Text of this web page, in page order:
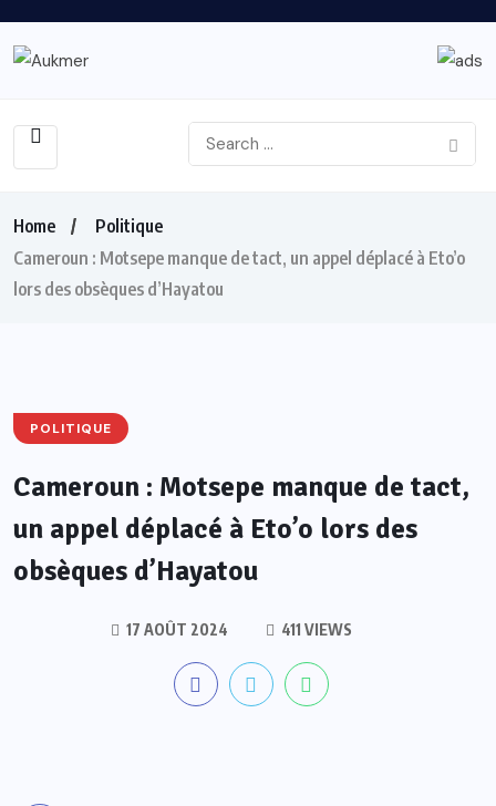
Home
Politique
Cameroun : Motsepe manque de tact, un appel déplacé à Eto’o
lors des obsèques d’Hayatou
POLITIQUE
Cameroun : Motsepe manque de tact,
un appel déplacé à Eto’o lors des
obsèques d’Hayatou
17 AOÛT 2024 411 VIEWS